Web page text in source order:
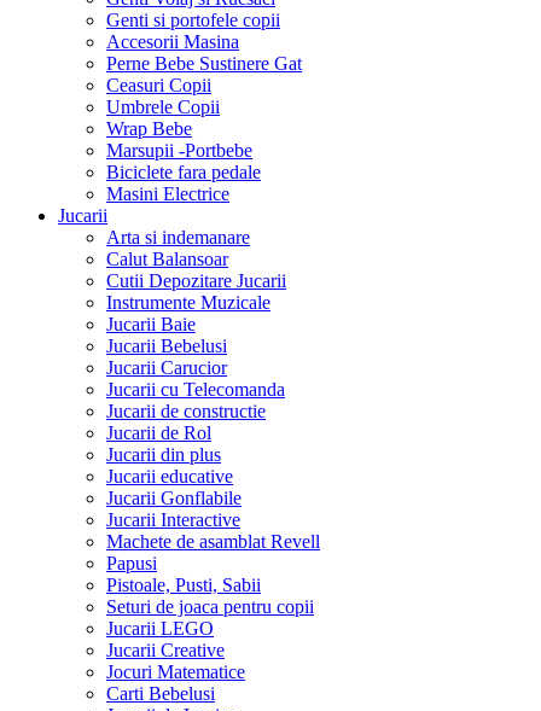
Genti si portofele copii
Accesorii Masina
Perne Bebe Sustinere Gat
Ceasuri Copii
Umbrele Copii
Wrap Bebe
Marsupii -Portbebe
Biciclete fara pedale
Masini Electrice
Jucarii
Arta si indemanare
Calut Balansoar
Cutii Depozitare Jucarii
Instrumente Muzicale
Jucarii Baie
Jucarii Bebelusi
Jucarii Carucior
Jucarii cu Telecomanda
Jucarii de constructie
Jucarii de Rol
Jucarii din plus
Jucarii educative
Jucarii Gonflabile
Jucarii Interactive
Machete de asamblat Revell
Papusi
Pistoale, Pusti, Sabii
Seturi de joaca pentru copii
Jucarii LEGO
Jucarii Creative
Jocuri Matematice
Carti Bebelusi